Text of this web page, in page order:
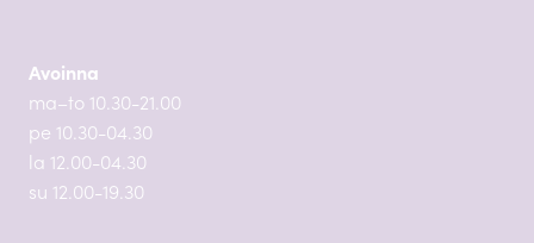
Avoinna
ma–to 10.30-21.00
pe 10.30-04.30
la 12.00-04.30
su 12.00-19.30